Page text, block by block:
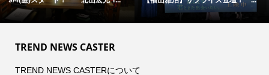
TREND NEWS CASTER
TREND NEWS CASTERについて